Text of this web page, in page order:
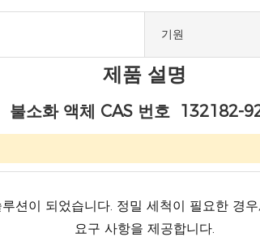
기원
제품 설명
불소화 액체 CAS 번호 132182-
션이 되었습니다. 정밀 세척이 필요한 경
요구 사항을 제공합니다.